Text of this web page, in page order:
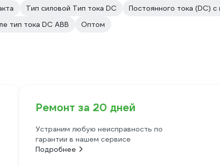
Тип силовой Тип тока DC Постоянного тока (DC) с
тип тока DC ABB Оптом
Ремонт за 20 дней
Устраним любую неисправность по
гарантии в нашем сервисе
Подробнее